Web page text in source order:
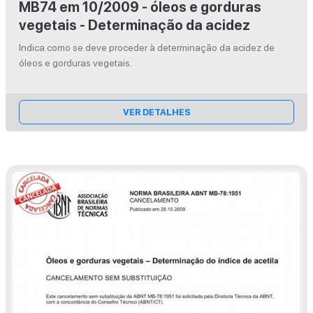
MB74 em 10/2009 - óleos e gorduras
vegetais - Determinação da acidez
Indica como se deve proceder à determinação da acidez de
óleos e gorduras vegetais.
VER DETALHES